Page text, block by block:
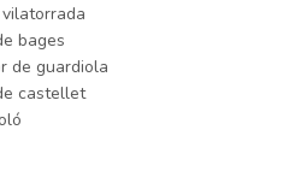
bages
de guardiola
castellet